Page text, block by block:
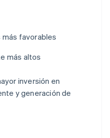
favorables
más altos
inversión en
y generación de